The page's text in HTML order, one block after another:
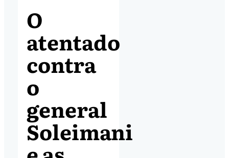
O
atentado
contra
o
general
Soleimani